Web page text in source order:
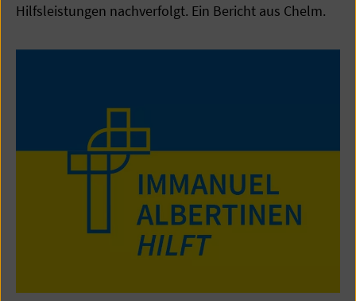
Hilfsleistungen nachverfolgt. Ein Bericht aus Chelm.